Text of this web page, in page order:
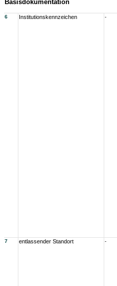
Basisdokumentation
6 Institutionskennzeichen -
7 entlassender Standort -